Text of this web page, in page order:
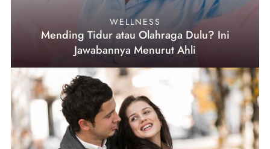
WELLNESS
Mending Tidur atau Olahraga Dulu? Ini
Jawabannya Menurut Ahli